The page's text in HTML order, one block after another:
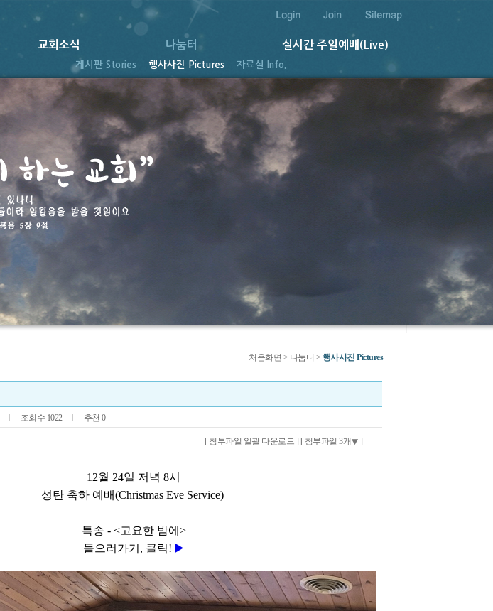
처음화면 > 나눔터 > 행사사진 Pictures
조회수 1022 추천 0
[ 첨부파일 일괄 다운로드 ] [ 첨부파일 3개 ]